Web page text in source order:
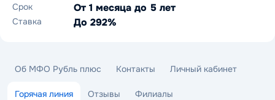
Срок От 1 месяца до 5 лет
Ставка До 292%
Об МФО Рубль плюс Контакты Личный кабинет
Горячая линия Отзывы Филиалы